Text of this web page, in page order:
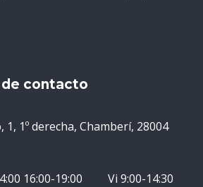
contacto
1, 1º derecha, Chamberí, 28004
16:00-19:00 Vi 9:00-14:30